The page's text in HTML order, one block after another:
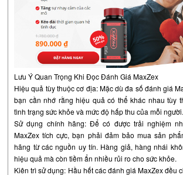
Lưu Ý Quan Trọng Khi Đọc Đánh Giá MaxZex
Hiệu quả tùy thuộc cơ địa: Mặc dù đa số đánh giá
bạn cần nhớ rằng hiệu quả có thể khác nhau tùy
tình trạng sức khỏe và mức độ hấp thu của mỗi người.
Sử dụng chính hãng: Để có được trải nghiệm
MaxZex tích cực, bạn phải đảm bảo mua sản
hãng từ các nguồn uy tín. Hàng giả, hàng nhái
hiệu quả mà còn tiềm ẩn nhiều rủi ro cho sức khỏe.
Kiên trì sử dụng: Hầu hết các đánh giá MaxZex đều